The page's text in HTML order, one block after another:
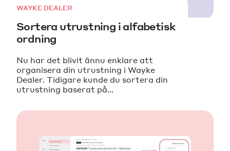
WAYKE DEALER
Sortera utrustning i alfabetisk
ordning
Nu har det blivit ännu enklare att
organisera din utrustning i Wayke
Dealer. Tidigare kunde du sortera din
utrustning baserat på...